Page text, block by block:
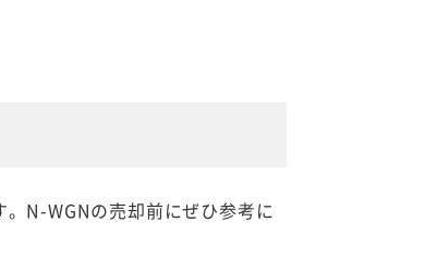
N-WGNの売却前にぜひ参考に